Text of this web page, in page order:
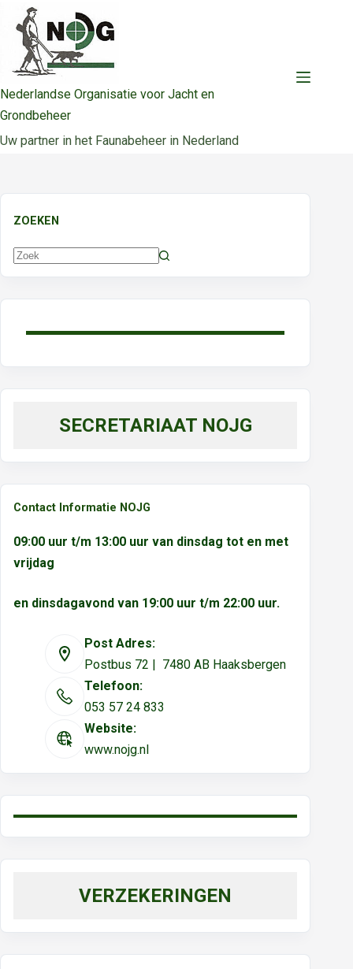
naar
inhoud
Nederlandse Organisatie voor Jacht en
Grondbeheer
Uw partner in het Faunabeheer in Nederland
ZOEKEN
Geen
SECRETARIAAT NOJG
Contact Informatie NOJG
09:00 uur t/m 13:00 uur van dinsdag tot en met
vrijdag
en dinsdagavond van 19:00 uur t/m 22:00 uur.
Post Adres:
Postbus 72 | 7480 AB Haaksbergen
Telefoon:
053 57 24 833
Website:
www.nojg.nl
VERZEKERINGEN